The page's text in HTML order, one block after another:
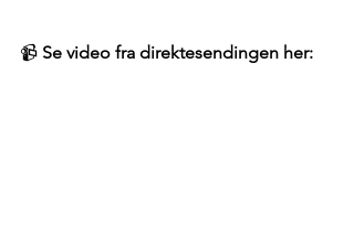
📹 Se video fra direktesendingen her: